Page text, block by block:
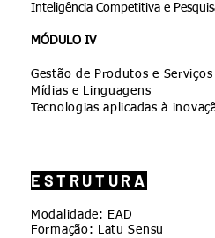
Inteligência Competitiva e
MÓDULO IV
Gestão de Produtos e Serviços
Mídias e Linguagens
Tecnologias aplicadas à
ESTRUTURA
Modalidade: EAD
Formação: Latu Sensu